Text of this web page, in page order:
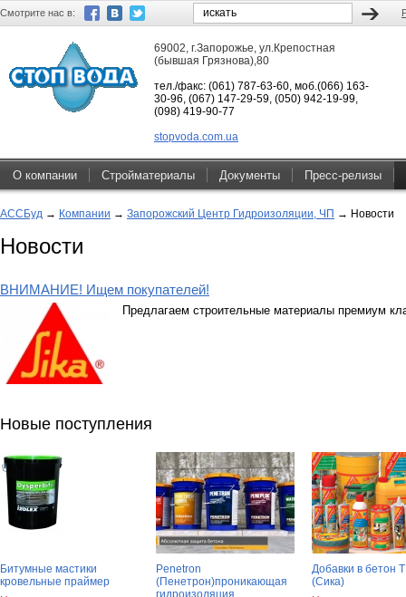
Смотрите нас в:
69002, г.Запорожье, ул.Крепостная
(бывшая Грязнова),80
тел./факс: (061) 787-63-60, моб.(066) 163-
30-96, (067) 147-29-59, (050) 942-19-99,
(098) 419-90-77
stopvoda.com.ua
О компании Стройматериалы Документы Пресс-релизы
АССБуд → Компании → Запорожский Центр Гидроизоляции, ЧП → Новости
Новости
ВНИМАНИЕ! Ищем покупателей!
Предлагаем строительные материалы премиум
Новые поступления
Битумные мастики
кровельные праймер
Penetron
(Пенетрон)проникающая
гидроизоляция
Добавки в бетон
(Сика)